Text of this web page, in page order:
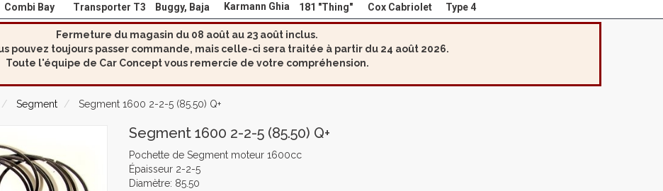
Combi Bay Transporter T3 Buggy, Baja Karmann Ghia 181 "Thing" Cox Cabriolet Type 4
Fermeture du magasin du 08 août au 23 août inclus.
pouvez toujours passer commande, mais celle-ci sera traitée à partir du 24 août 2026.
Toute l'équipe de Car Concept vous remercie de votre compréhension.
Segment Segment 1600 2-2-5 (85.50) Q+
Segment 1600 2-2-5 (85.50) Q+
Pochette de Segment moteur 1600cc
Épaisseur 2-2-5
Diamètre: 85.50